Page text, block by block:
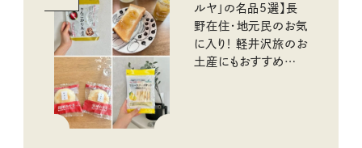
ルヤ」の名品5選】長
野在住・地元民のお気
に入り！ 軽井沢旅のお
土産にもおすすめのお